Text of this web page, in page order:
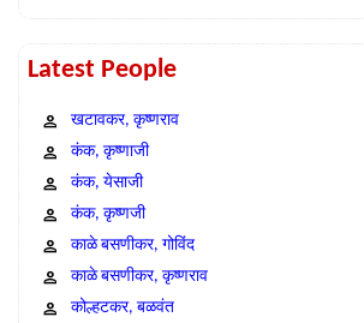
Latest People
खटावकर, कृष्णराव
कंक, कृष्णाजी
कंक, येसाजी
कंक, कृष्णजी
काळे बसणीकर, गोविंद
काळे बसणीकर, कृष्णराव
कोल्हटकर, बळवंत